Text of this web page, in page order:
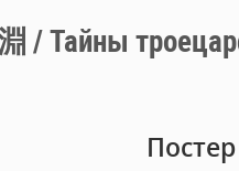
/ Тайны